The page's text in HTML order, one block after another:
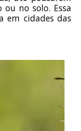
ou no solo. Essa
em cidades das